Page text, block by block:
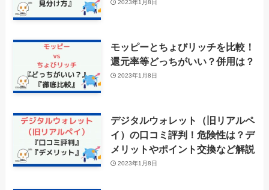
2023年1月8日
モッピーとちょびリッチを比較！
還元率等どっちがいい？併用は？
2023年1月8日
デジタルウォレット（旧リアルペ
イ）の口コミ評判！危険性は？デ
メリットやポイント交換など解説
2023年1月8日